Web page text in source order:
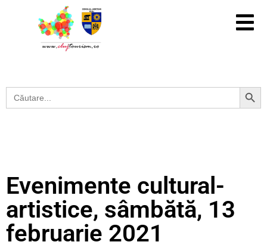
Search
for:
Search Button
Evenimente cultural-
artistice, sâmbătă, 13
februarie 2021